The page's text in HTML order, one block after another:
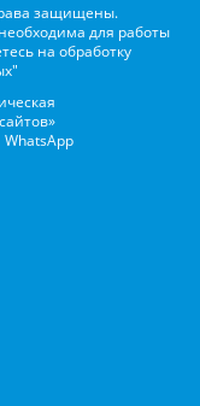
защищены.
для работы
на обработку
WhatsApp